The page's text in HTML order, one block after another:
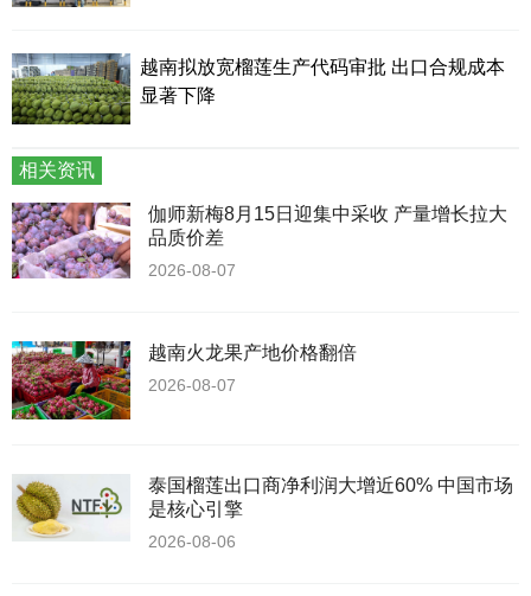
越南拟放宽榴莲生产代码审批 出口合规成本
显著下降
相关资讯
伽师新梅8月15日迎集中采收 产量增长拉大
品质价差
2026-08-07
越南火龙果产地价格翻倍
2026-08-07
泰国榴莲出口商净利润大增近60% 中国市场
是核心引擎
2026-08-06